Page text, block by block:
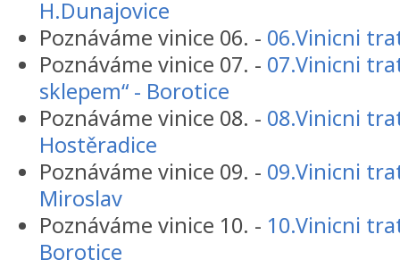
H.Dunajovice
Poznáváme vinice 06. - 06.Vinicni
Poznáváme vinice 07. - 07.Vinicni
sklepem“ - Borotice
Poznáváme vinice 08. - 08.Vinicni
Hostěradice
Poznáváme vinice 09. - 09.Vinicni
Miroslav
Poznáváme vinice 10. - 10.Vinicni
Borotice